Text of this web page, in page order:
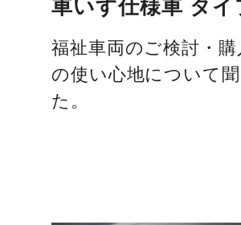
車いす仕様車 タイ
福祉車両のご検討・
の使い心地について
た。